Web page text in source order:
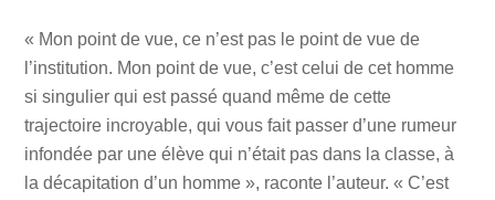
« Mon point de vue, ce n’est pas le point de vue de
l’institution. Mon point de vue, c’est celui de cet homme
si singulier qui est passé quand même de cette
trajectoire incroyable, qui vous fait passer d’une rumeur
infondée par une élève qui n’était pas dans la classe, à
la décapitation d’un homme », raconte l’auteur. « C’est